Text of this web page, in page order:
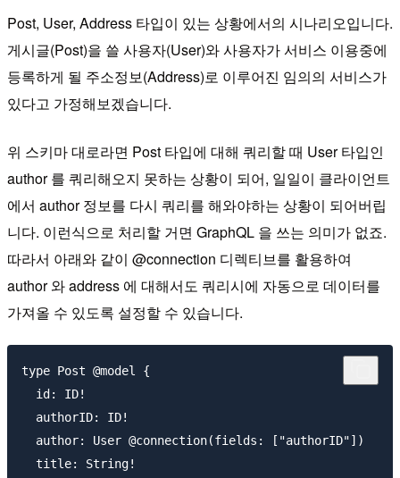
Post, User, Address 타입이 있는 상황에서의 시나리오입니다.
게시글(Post)을 쓸 사용자(User)와 사용자가 서비스 이용중에
등록하게 될 주소정보(Address)로 이루어진 임의의 서비스가
있다고 가정해보겠습니다.
위 스키마 대로라면 Post 타입에 대해 쿼리할 때 User 타입인
author 를 쿼리해오지 못하는 상황이 되어, 일일이 클라이언트
에서 author 정보를 다시 쿼리를 해와야하는 상황이 되어버립
니다. 이런식으로 처리할 거면 GraphQL 을 쓰는 의미가 없죠.
따라서 아래와 같이 @connection 디렉티브를 활용하여
author 와 address 에 대해서도 쿼리시에 자동으로 데이터를
가져올 수 있도록 설정할 수 있습니다.
type Post @model {
  id: ID!
  authorID: ID!
  author: User @connection(fields: ["authorID"])
  title: String!